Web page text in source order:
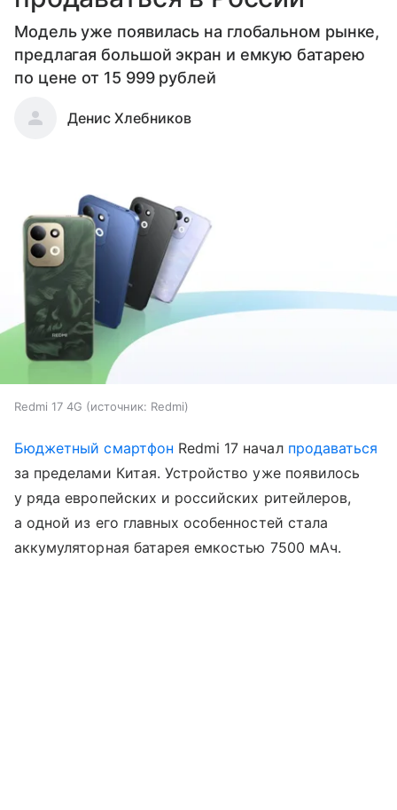
Модель уже появилась на глобальном рынке,
предлагая большой экран и емкую батарею
по цене от 15 999 рублей
Денис Хлебников
Redmi 17 4G источник: Redmi
Бюджетный смартфон Redmi 17 начал продаваться
за пределами Китая. Устройство уже появилось
у ряда европейских и российских ритейлеров,
а одной из его главных особенностей стала
аккумуляторная батарея емкостью 7500 мАч.